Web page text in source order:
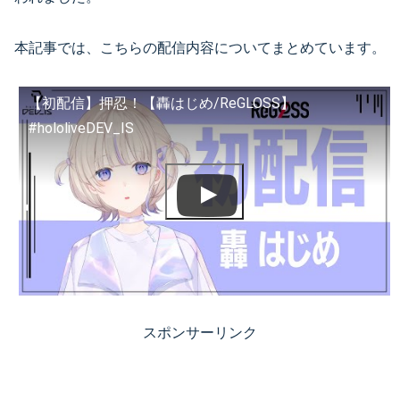
本記事では、こちらの配信内容についてまとめています。
【初配信】押忍！【轟はじめ/ReGLOSS】
#hololiveDEV_IS
スポンサーリンク